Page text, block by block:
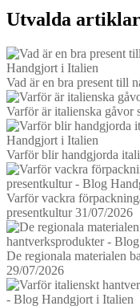
Utvalda artiklar
Vad är en bra present till
Varför är italienska gåvor
Varför blir handgjorda
Varför vackra
presentkultur 31/07/2026
De regionala materialen
29/07/2026